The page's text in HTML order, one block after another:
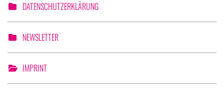
DATENSCHUTZERKLÄRUNG
NEWSLETTER
IMPRINT